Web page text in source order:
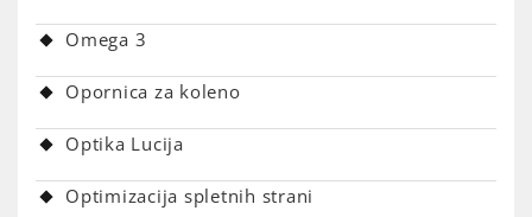
Omega 3
Opornica za koleno
Optika Lucija
Optimizacija spletnih strani